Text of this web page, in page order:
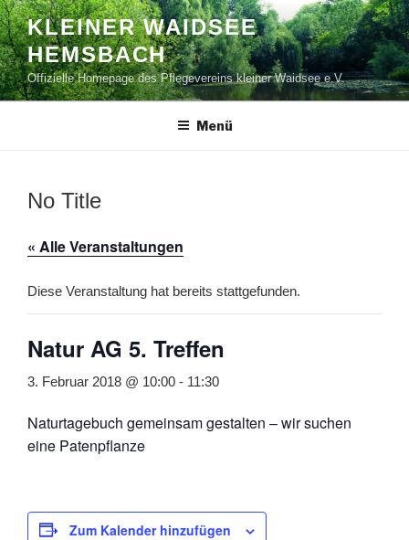
Zum
Inhalt
springen
KLEINER WAIDSEE
HEMSBACH
Offizielle Homepage des Pflegevereins kleiner Waidsee e.V.
Menü
No Title
« Alle Veranstaltungen
Diese Veranstaltung hat bereits stattgefunden.
Natur AG 5. Treffen
3. Februar 2018 @ 10:00 - 11:30
Naturtagebuch gemeinsam gestalten – wir suchen
eine Patenpflanze
Zum Kalender hinzufügen